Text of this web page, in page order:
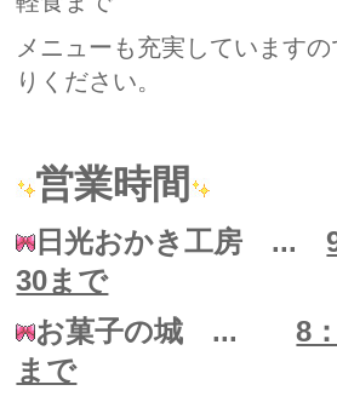
メニューも充実しています
りください。
営業時間
日光おかき工房 ...
30まで
お菓子の城 ...8
まで